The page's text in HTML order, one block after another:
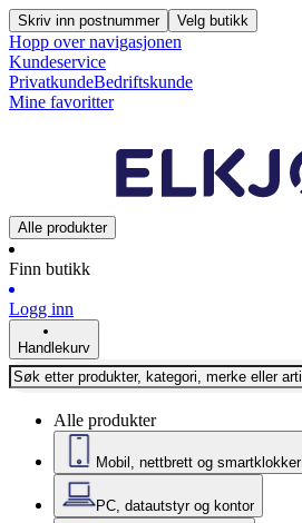
Skriv inn postnummer Velg butikk
Hopp over navigasjonen
Kundeservice
PrivatkundeBedriftskunde
Mine favoritter
Alle produkter
Finn butikk
Logg inn
Handlekurv
Alle produkter
Mobil, nettbrett og smartklokker
PC, datautstyr og kontor